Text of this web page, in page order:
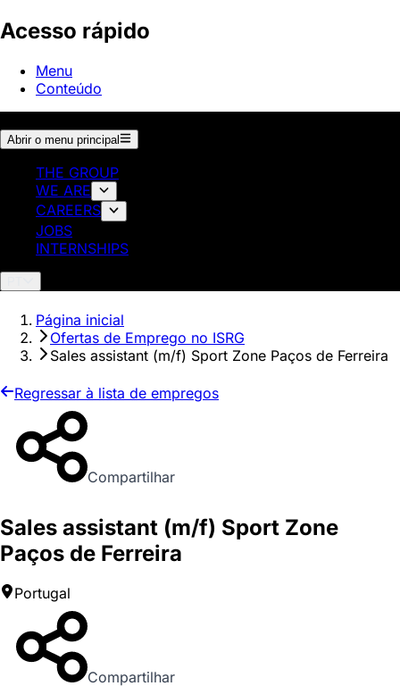
Acesso rápido
Menu
Conteúdo
Abrir o menu principal
THE GROUP
WE ARE
CAREERS
JOBS
INTERNSHIPS
Página inicial
Ofertas de Emprego no ISRG
Sales assistant (m/f) Sport Zone Paços de Ferreira
Regressar à lista de empregos
Compartilhar
Sales assistant (m/f) Sport Zone
Paços de Ferreira
Portugal
Compartilhar